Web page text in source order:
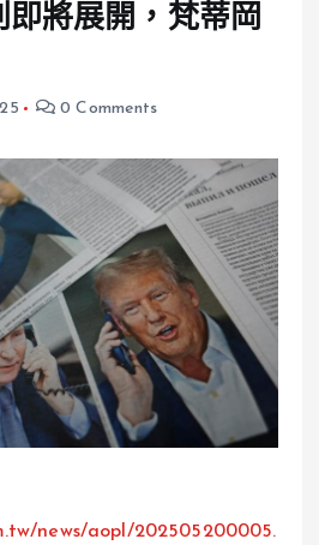
即將展開，梵蒂岡
0 Comments
news/aopl/202505200005.